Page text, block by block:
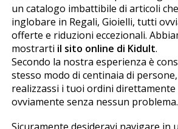
un catalogo imbattibile di articoli
inglobare in Regali, Gioielli, tutti
offerte e riduzioni eccezionali.
mostrarti il sito online di Kidult.
Secondo la nostra esperienza è
stesso modo di centinaia di
realizzassi i tuoi ordini direttamente
ovviamente senza nessun problema.